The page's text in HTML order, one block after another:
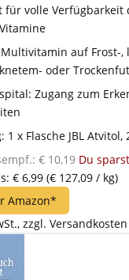
für volle Verfügbarkeit
auf Frost-,
oder
Zugang zum
1 x Flasche JBL Atvitol,
€ 10,19 Du
€ 6,99 (€ 127,09 / kg)
Amazon*
zzgl. Versandkosten